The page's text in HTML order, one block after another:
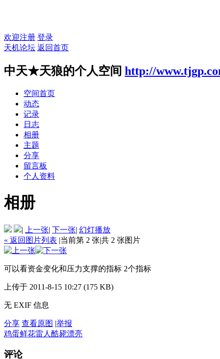
欢迎注册 登录
天机论坛 返回首页
中天★天狼的个人空间 http://
空间首页
动态
记录
日志
相册
主题
分享
留言板
个人资料
相册
| 上一张| 下一张| 幻灯播放
« 返回图片列表 |当前第 2 张|共 2 张图片
可以看资金变化和压力支撑的指标 2个指标
上传于 2011-8-15 10:27 (175 KB)
无 EXIF 信息
分享 查看原图 |举报
鸡蛋鲜花雷人 酷毙漂亮
评论